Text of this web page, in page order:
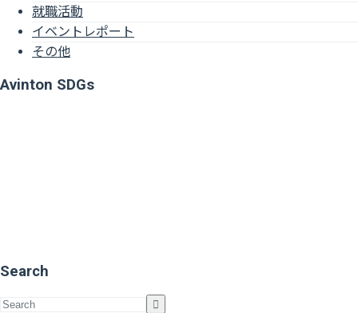
就職活動
イベントレポート
その他
Avinton SDGs
Search